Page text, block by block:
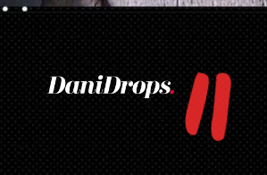
Abriendo...